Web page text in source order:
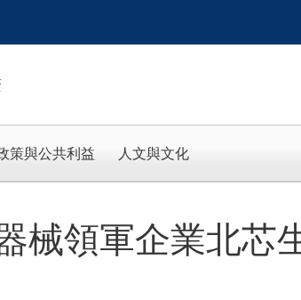
策與公共利益 人文與文化
械領軍企業北芯